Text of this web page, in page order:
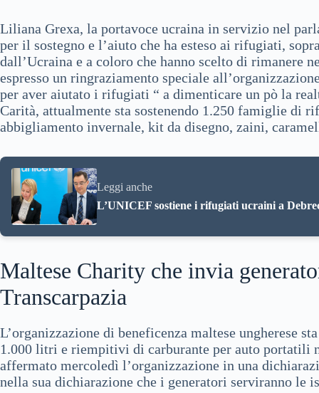
Liliana Grexa, la portavoce ucraina in servizio nel
per il sostegno e l’aiuto che ha esteso ai rifugiati,
dall’Ucraina e a coloro che hanno scelto di rimanere
espresso un ringraziamento speciale
per aver aiutato i rifugiati “ a dimenticare un pò la
Carità, attualmente sta sostenendo 1.250 famiglie di
abbigliamento invernale, kit da disegno, zaini,
Leggi anche
L’UNICEF sostiene i rifugiati ucraini a
Maltese Charity che invia
Transcarpazia
L’organizzazione di beneficenza maltese ungherese
1.000 litri e riempitivi di carburante per auto portatili
affermato mercoledì l’organizzazione in una
nella sua dichiarazione che i generatori serviranno le